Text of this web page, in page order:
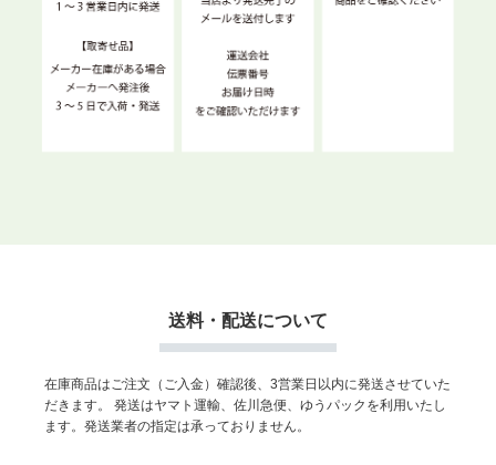
送料・配送について
在庫商品はご注文（ご入金）確認後、3営業日以内に発送させていた
だきます。
発送はヤマト運輸、佐川急便、ゆうパックを利用いたし
ます。発送業者の指定は承っておりません。